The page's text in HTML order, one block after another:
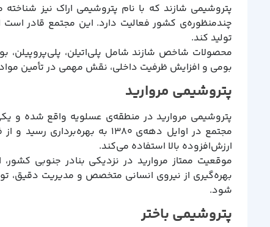
چندمنظوره‌ی کشور فعالیت دارد. این مجتمع قادر است
تولید کند.
محصولات شاخص شازند شامل پلی‌اتیلن، پلی‌پروپیلن،
بومی و افزایش ظرفیت داخلی، نقش مهمی در تأمین
پتروشیمی مروارید
پتروشیمی مروارید در منطقه‌ی عسلویه واقع شده و
مجتمع در اوایل دهه‌ی ۱۳۸۰ به
ارزش‌افزوده بالا استفاده می‌کند.
موقعیت ممتاز مروارید در نزدیکی بنادر جنوبی
بهره‌گیری از نیروی انسانی متخصص و مدیریت دقیق،
شود.
پتروشیمی باختر